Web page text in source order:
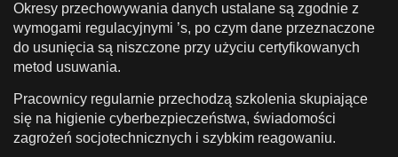
Okresy przechowywania danych ustalane są zgodnie z
wymogami regulacyjnymi ’s, po czym dane przeznaczone
do usunięcia są niszczone przy użyciu certyfikowanych
metod usuwania.
Pracownicy regularnie przechodzą szkolenia skupiające
się na higienie cyberbezpieczeństwa, świadomości
zagrożeń socjotechnicznych i szybkim reagowaniu.